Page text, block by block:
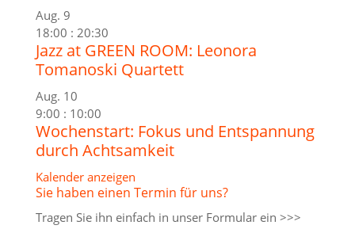
Aug. 9
18:00 : 20:30
Jazz at GREEN ROOM: Leonora
Tomanoski Quartett
Aug. 10
9:00 : 10:00
Wochenstart: Fokus und Entspannung
durch Achtsamkeit
Kalender anzeigen
Sie haben einen Termin für uns?
Tragen Sie ihn einfach in unser Formular ein >>>